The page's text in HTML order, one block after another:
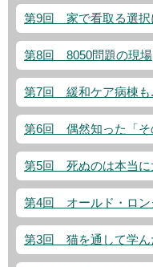
第9回 家で看取る選択
第8回 8050問題の現場
第7回 緩和ケア病棟も
第6回 偶然知った「そ
第5回 死ぬのは本当に
第4回 オールド・ロン
第3回 猫を通して学ん